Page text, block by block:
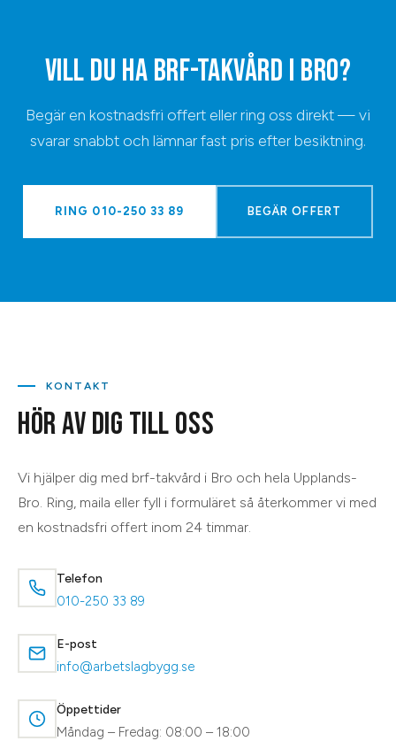
VILL DU HABRF-TAKVÅRD I BRO?
Begär en kostnadsfri offert eller ring oss direkt — vi
svarar snabbt och lämnar fast pris efter besiktning.
RING 010-250 33 89 BEGÄR OFFERT
KONTAKT
HÖR AV DIG TILL OSS
Vi hjälper dig med brf-takvård i Bro och hela Upplands-
Bro . Ring, maila eller fyll i formuläret så återkommer vi med
en kostnadsfri offert inom 24 timmar.
Telefon
010-250 33 89
E-post
info@arbetslagbygg.se
Öppettider
Måndag – Fredag: 08:00 – 18:00